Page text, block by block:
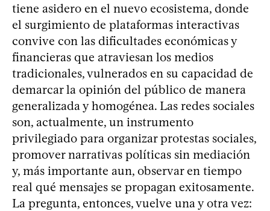
tiene asidero en el nuevo ecosistema, donde
el surgimiento de plataformas interactivas
convive con las dificultades económicas y
financieras que atraviesan los medios
tradicionales, vulnerados en su capacidad de
demarcar la opinión del público de manera
generalizada y homogénea. Las redes sociales
son, actualmente, un instrumento
privilegiado para organizar protestas sociales,
promover narrativas políticas sin mediación
y, más importante aun, observar en tiempo
real qué mensajes se propagan exitosamente.
La pregunta, entonces, vuelve una y otra vez: